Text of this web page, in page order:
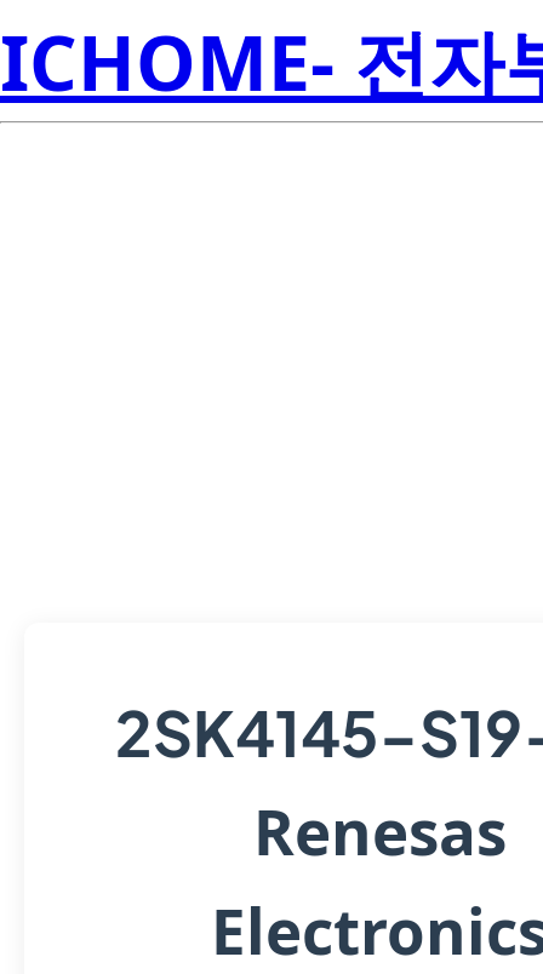
ICHOME- 전자
2SK4145-
Renesas